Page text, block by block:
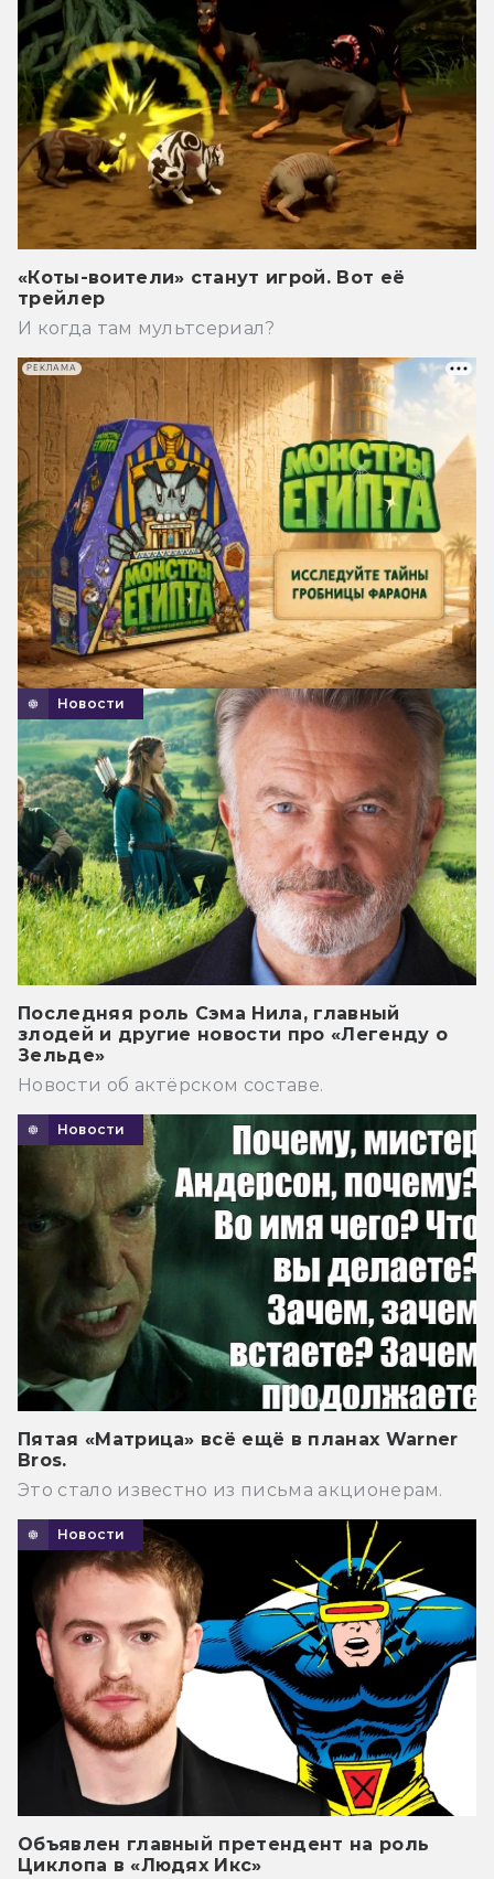
«Коты-воители» станут игрой. Вот её
трейлер
И когда там мультсериал?
Новости
Последняя роль Сэма Нила, главный
злодей и другие новости про «Легенду о
Зельде»
Новости об актёрском составе.
Новости
Пятая «Матрица» всё ещё в планах Warner
Bros.
Это стало известно из письма акционерам.
Новости
Объявлен главный претендент на роль
Циклопа в «Людях Икс»
РЕКЛАМА